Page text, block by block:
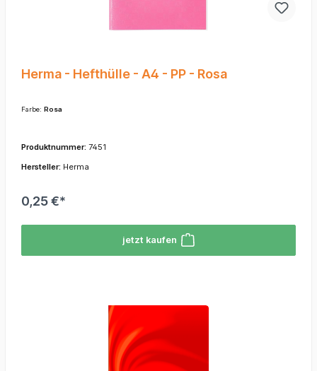
Herma - Hefthülle - A4 - PP - Rosa
Farbe: Rosa
Produktnummer: 7451
Hersteller: Herma
0,25 €*
jetzt kaufen